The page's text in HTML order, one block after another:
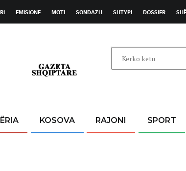
EMISIONE MOTI SONDAZH SHTYPI DOSSIER
KOSOVA RAJONI SPORT